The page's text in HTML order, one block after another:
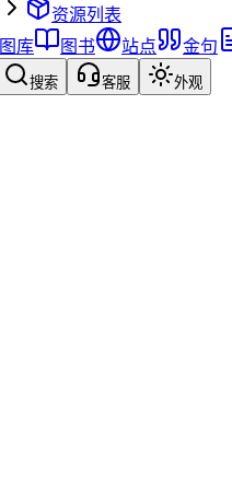
资源列表
图库 图书 站点 金句
搜索 客服 外观